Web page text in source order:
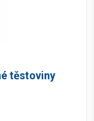
těstoviny